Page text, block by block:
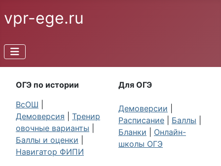
vpr-ege.ru
ОГЭ по истории
ВсОШ
Демоверсия
Тренир
овочные варианты
Баллы и оценки
Навигатор ФИПИ
Для ОГЭ
Демоверсии
Расписание
Баллы
Бланки
Онлайн-
школы ОГЭ